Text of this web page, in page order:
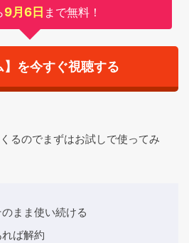
9月6日 まで無料！
】を今すぐ視聴する
るのでまずはお試しで使ってみ
まま使い続ける
ば解約